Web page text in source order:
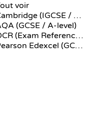
voir
Cambridge (IGCSE / A-Level)
(GCSE / A-level)
OCR (Exam Reference Language)
Pearson Edexcel (GCSE)